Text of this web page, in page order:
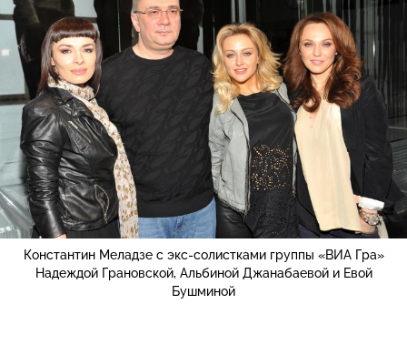
Константин Меладзе с экс-солистками группы «ВИА Гра»
Надеждой Грановской, Альбиной Джанабаевой и Евой
Бушминой